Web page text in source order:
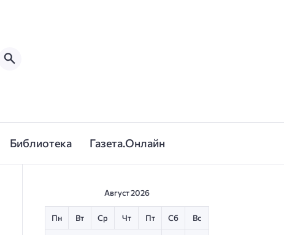
Библиотека Газета.Онлайн
Август 2026
Пн Вт Ср Чт Пт Сб Вс